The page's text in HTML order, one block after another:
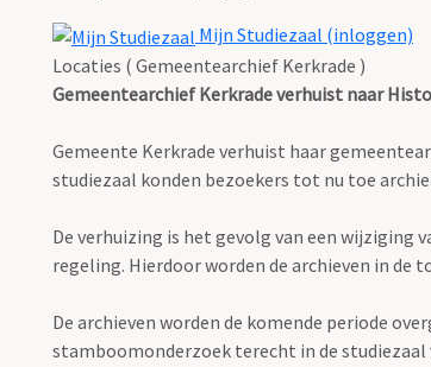
Mijn Studiezaal (inloggen)
Locaties ( Gemeentearchief Kerkrade )
Gemeentearchief Kerkrade verhuist naar
Gemeente Kerkrade verhuist haar
studiezaal konden bezoekers tot nu toe
De verhuizing is het gevolg van een wijziging
regeling. Hierdoor worden de archieven in de
De archieven worden de komende periode
stamboomonderzoek terecht in de studiezaal